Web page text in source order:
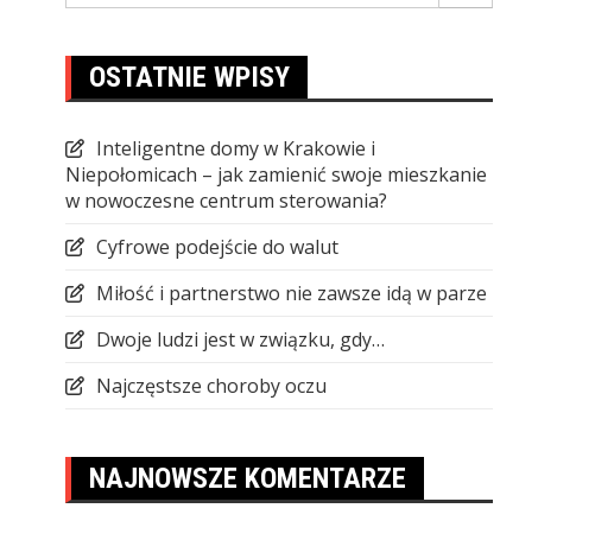
OSTATNIE WPISY
Inteligentne domy w Krakowie i
Niepołomicach – jak zamienić swoje mieszkanie
w nowoczesne centrum sterowania?
Cyfrowe podejście do walut
Miłość i partnerstwo nie zawsze idą w parze
Dwoje ludzi jest w związku, gdy…
Najczęstsze choroby oczu
NAJNOWSZE KOMENTARZE